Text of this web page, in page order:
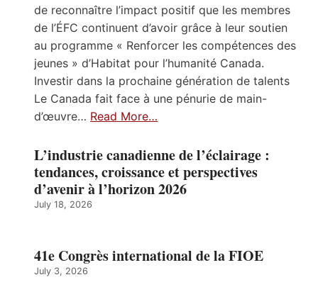
de reconnaître l’impact positif que les membres
de l’ÉFC continuent d’avoir grâce à leur soutien
au programme « Renforcer les compétences des
jeunes » d’Habitat pour l’humanité Canada.
Investir dans la prochaine génération de talents
Le Canada fait face à une pénurie de main-
d’œuvre… Read More…
L’industrie canadienne de l’éclairage :
tendances, croissance et perspectives
d’avenir à l’horizon 2026
July 18, 2026
41e Congrès international de la FIOE
July 3, 2026